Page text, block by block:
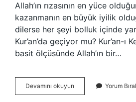
Allah’ın rızasının en yüce
kazanmanın en büyük iyilik
dilerse her şeyi bolluk içinde
Kur’an’da geçiyor mu? Kur’an-ı
basit ölçüsünde Allah’ın bir…
Devamını okuyun
Basitu
Yorum